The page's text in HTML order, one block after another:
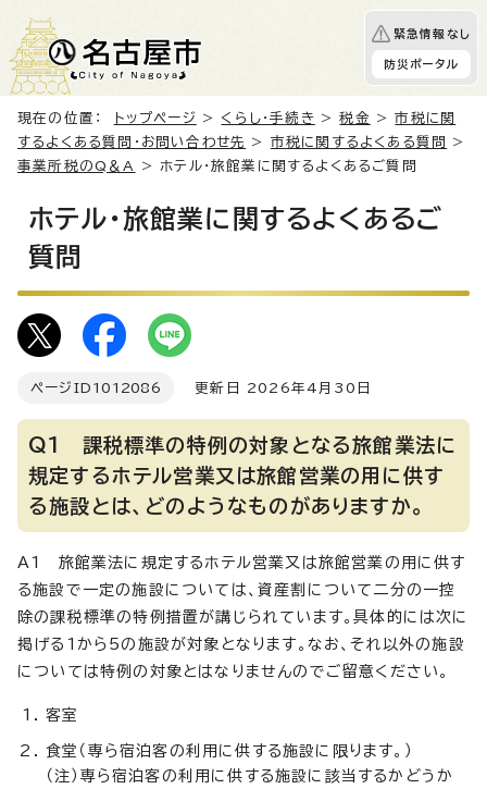
緊急情報なし
防災ポータル
現在の位置： トップページ > くらし・手続き >税金 >市税に関
するよくある質問・お問い合わせ先
> 市税に関するよくある質問
>
事業所税のQ＆A
> ホテル・旅館業に関するよくあるご質問
ホテル・旅館業に関するよくあるご
質問
ページID 1012086 更新日 2026年4月30日
Q1 課税標準の特例の対象となる旅館業法に
規定するホテル営業又は旅館営業の用に供す
る施設とは、どのようなものがありますか。
A1 旅館業法に規定するホテル営業又は旅館営業の用に供す
る施設で一定の施設については、資産割について二分の一控
除の課税標準の特例措置が講じられています。具体的には次に
掲げる1から5の施設が対象となります。なお、それ以外の施設
については特例の対象とはなりませんのでご留意ください。
客室
食堂（専ら宿泊客の利用に供する施設に限ります。）
（注）専ら宿泊客の利用に供する施設に該当するかどうか